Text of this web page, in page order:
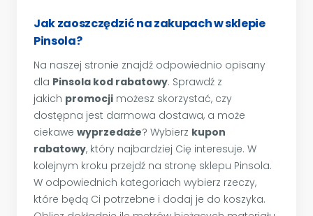
Jak zaoszczędzić na zakupach w sklepie
Pinsola?
Na naszej stronie znajdź odpowiednio opisany
dla Pinsola kod rabatowy. Sprawdź z
jakich promocji możesz skorzystać, czy
dostępna jest darmowa dostawa, a może
ciekawe wyprzedaże? Wybierz kupon
rabatowy, który najbardziej Cię interesuje. W
kolejnym kroku przejdź na stronę sklepu Pinsola.
W odpowiednich kategoriach wybierz rzeczy,
które będą Ci potrzebne i dodaj je do koszyka.